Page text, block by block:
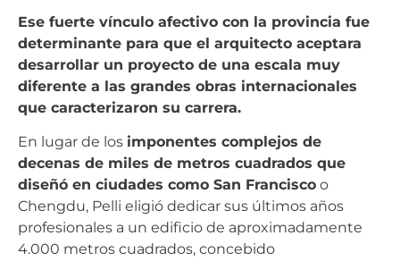
Ese fuerte vínculo afectivo con la provincia fue
determinante para que el arquitecto aceptara
desarrollar un proyecto de una escala muy
diferente a las grandes obras internacionales
que caracterizaron su carrera.
En lugar de los imponentes complejos de
decenas de miles de metros cuadrados que
diseñó en ciudades como San Francisco o
Chengdu, Pelli eligió dedicar sus últimos años
profesionales a un edificio de aproximadamente
4.000 metros cuadrados, concebido